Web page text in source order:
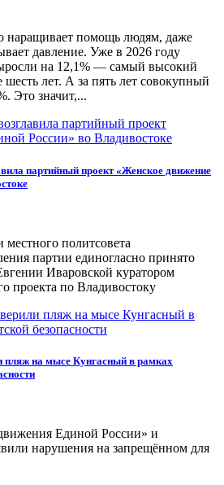
наращивает помощь людям, даже
давление. Уже в 2026 году
на 12,1% — самый высокий
шесть лет. А за пять лет совокупный
Это значит,...
партийный проект «Женское движение
политсовета
партии единогласно принято
Иваровской куратором
проекта по Владивостоку
пляж на мысе Кунгасный в рамках
Единой России» и
нарушения на запрещённом для